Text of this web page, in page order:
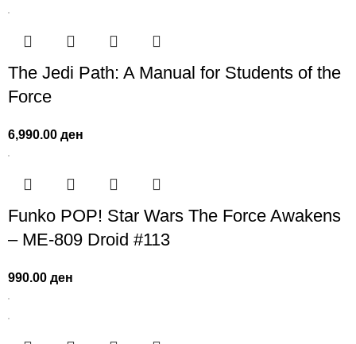
The Jedi Path: A Manual for Students of the
Force
6,990.00ден
Funko POP! Star Wars The Force Awakens
– ME-809 Droid #113
990.00ден